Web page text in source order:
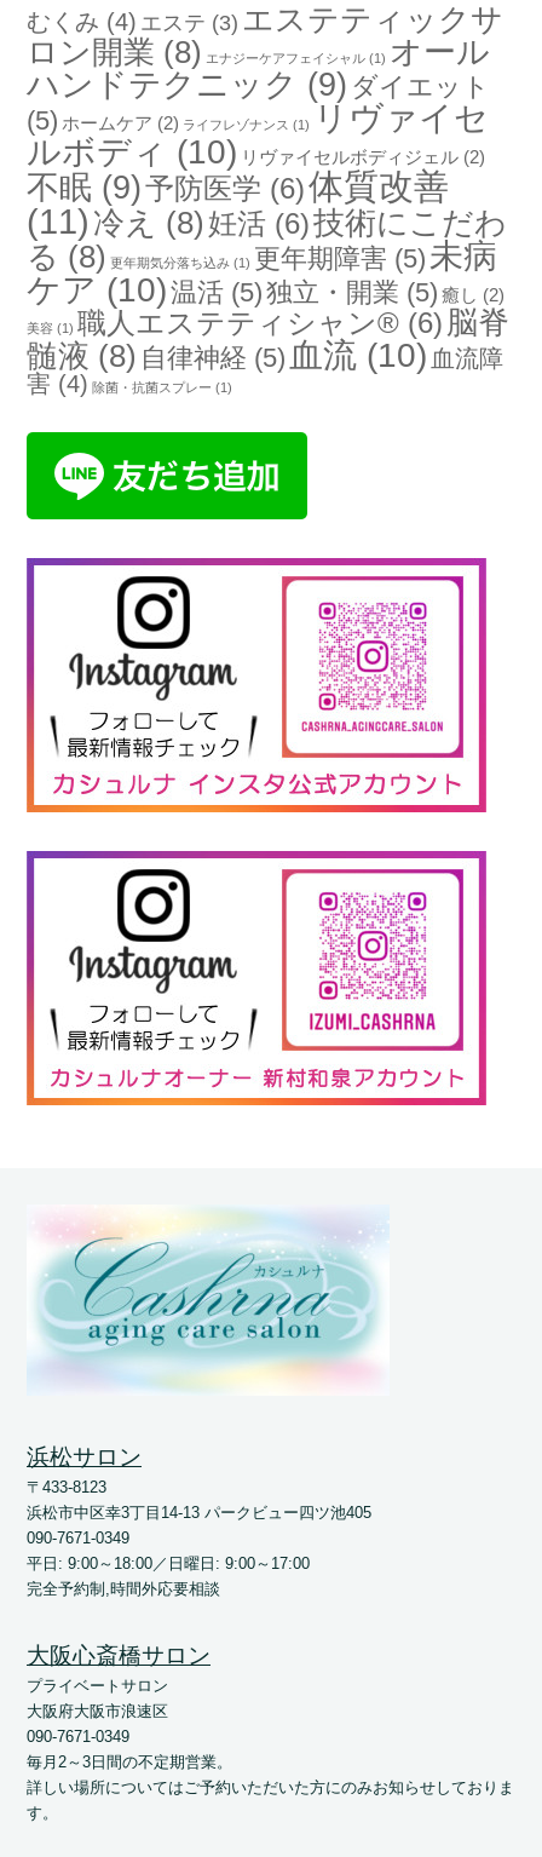
むくみ (4) エステ (3) エステティックサ
ロン開業 (8) エナジーケアフェイシャル (1) オール
ハンドテクニック (9) ダイエット
(5) ホームケア (2) ライフレゾナンス (1)
リヴァイセ
ルボディ (10) リヴァイセルボディジェル (2)
不眠 (9)予防医学 (6)体質改善
(11) 冷え (8) 妊活 (6)技術にこだわ
る (8) 更年期気分落ち込み (1) 更年期障害 (5) 未病
ケア (10)温活 (5)独立・開業 (5) 癒し (2)
美容 (1) 職人エステティシャン® (6) 脳脊
髄液 (8) 自律神経 (5) 血流 (10) 血流障
害 (4) 除菌・抗菌スプレー (1)
浜松サロン
〒433-8123
浜松市中区幸3丁目14-13 パークビュー四ツ池405
090-7671-0349
平日: 9:00～18:00／日曜日: 9:00～17:00
完全予約制,時間外応要相談
大阪心斎橋サロン
プライベートサロン
大阪府大阪市浪速区
090-7671-0349
毎月2～3日間の不定期営業。
詳しい場所についてはご予約いただいた方にのみお知らせしておりま
す。